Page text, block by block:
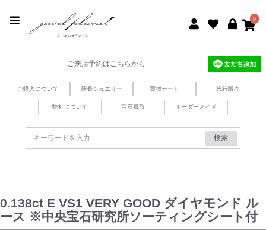
0
ご来店予約はこちらから
ご購入について 新着ジュエリー 買物カート 代行販売
弊社について 宝石買取 オーダーメイド
検索
0.138ct E VS1 VERY GOOD ダイヤモンド ル
ース ※中央宝石研究所ソーティングシート付